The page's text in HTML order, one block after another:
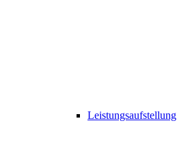
Leistungsaufstellung